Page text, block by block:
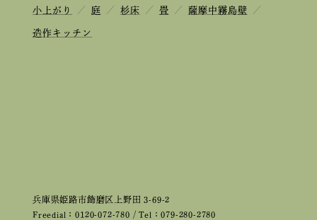
兵庫県姫路市飾磨区上野田 3-69-2
Freedial：0120-072-780 / Tel：079-280-2780
小上がり ／ 庭 ／ 杉床 ／ 畳 ／ 薩摩中霧島壁 ／
造作キッチン